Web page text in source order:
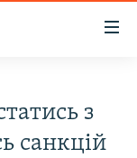
з
санкцій